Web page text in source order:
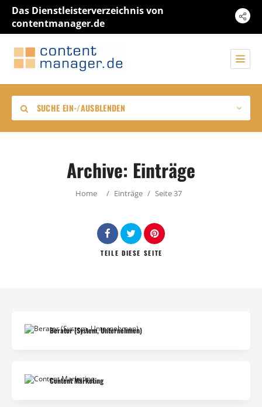
Das Dienstleisterverzeichnis von
contentmanager.de
SUCHE EIN-/AUSBLENDEN
Suche
Archive: Einträge
Home / Einträge / Seite 37
TEILE DIESE SEITE
Berater (System, Unternehmen)
Content Marketing